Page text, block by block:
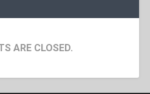
ARE CLOSED.